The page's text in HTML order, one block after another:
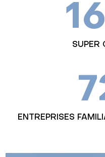
SUPER
ENTREPRISES